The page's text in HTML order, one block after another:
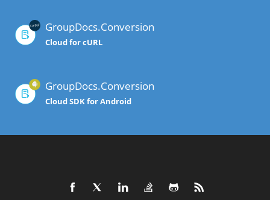
GroupDocs.Conversion
Cloud for cURL
GroupDocs.Conversion
Cloud SDK for Android